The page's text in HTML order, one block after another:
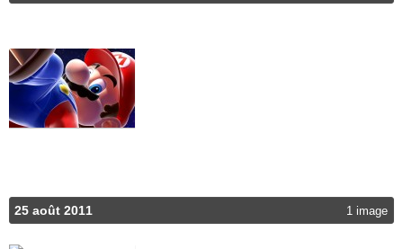
25 août 2011 1 image